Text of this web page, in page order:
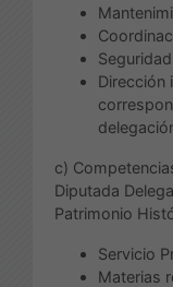
Dirección
c)
Diputada
Patrimonio
Servicio
Materias